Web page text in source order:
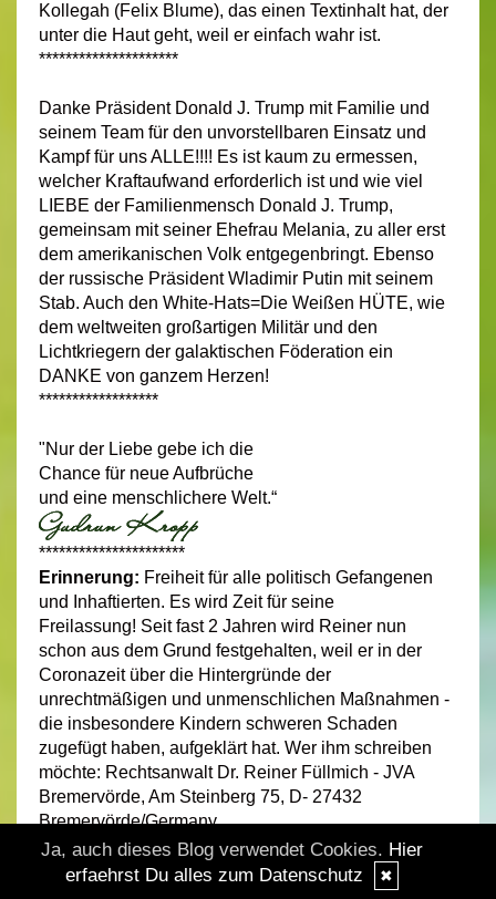
Kollegah (Felix Blume), das einen Textinhalt hat, der
unter die Haut geht, weil er einfach wahr ist.
*********************
Danke Präsident Donald J. Trump mit Familie und
seinem Team für den unvorstellbaren Einsatz und
Kampf für uns ALLE!!!! Es ist kaum zu ermessen,
welcher Kraftaufwand erforderlich ist und wie viel
LIEBE der Familienmensch Donald J. Trump,
gemeinsam mit seiner Ehefrau Melania, zu aller erst
dem amerikanischen Volk entgegenbringt. Ebenso
der russische Präsident Wladimir Putin mit seinem
Stab. Auch den White-Hats=Die Weißen HÜTE, wie
dem weltweiten großartigen Militär und den
Lichtkriegern der galaktischen Föderation ein
DANKE von ganzem Herzen!
******************
"Nur der Liebe gebe ich die
Chance für neue Aufbrüche
und eine menschlichere Welt.“
**********************
Erinnerung: Freiheit für alle politisch Gefangenen
und Inhaftierten. Es wird Zeit für seine
Freilassung! Seit fast 2 Jahren wird Reiner nun
schon aus dem Grund festgehalten, weil er in der
Coronazeit über die Hintergründe der
unrechtmäßigen und unmenschlichen Maßnahmen -
die insbesondere Kindern schweren Schaden
zugefügt haben, aufgeklärt hat. Wer ihm schreiben
möchte: Rechtsanwalt Dr. Reiner Füllmich - JVA
Bremervörde, Am Steinberg 75, D- 27432
Bremervörde/Germany
******************
Ja, auch dieses Blog verwendet Cookies. Hier
erfaehrst Du alles zum Datenschutz
✖